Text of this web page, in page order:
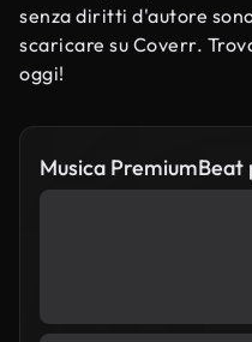
senza diritti d'autore
scaricare su Coverr.
oggi!
Musica PremiumBeat